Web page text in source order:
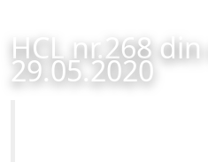
HCL nr.268
29.05.2020